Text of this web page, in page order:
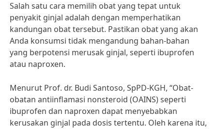
Salah satu cara memilih obat yang tepat untuk
penyakit ginjal adalah dengan memperhatikan
kandungan obat tersebut. Pastikan obat yang akan
Anda konsumsi tidak mengandung bahan-bahan
yang berpotensi merusak ginjal, seperti ibuprofen
atau naproxen.
Menurut Prof. dr. Budi Santoso, SpPD-KGH, “Obat-
obatan antiinflamasi nonsteroid (OAINS) seperti
ibuprofen dan naproxen dapat menyebabkan
kerusakan ginjal pada dosis tertentu. Oleh karena itu,